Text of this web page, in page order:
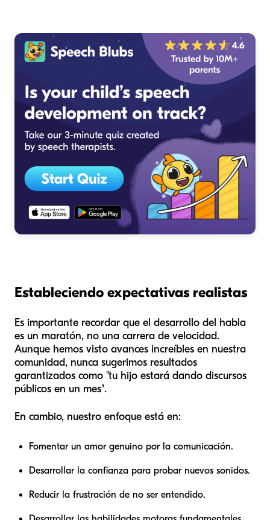
Estableciendo expectativas realistas
Es importante recordar que el desarrollo del habla
es un maratón, no una carrera de velocidad.
Aunque hemos visto avances increíbles en nuestra
comunidad, nunca sugerimos resultados
garantizados como "tu hijo estará dando discursos
públicos en un mes".
En cambio, nuestro enfoque está en:
Fomentar un amor genuino por la comunicación.
Desarrollar la confianza para probar nuevos sonidos.
Reducir la frustración de no ser entendido.